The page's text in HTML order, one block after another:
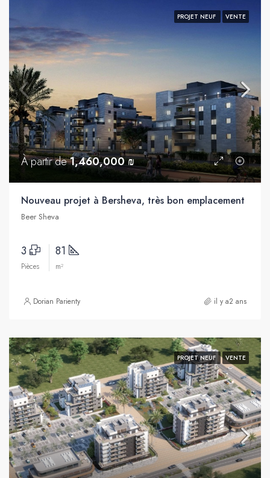
PROJET NEUF VENTE
À partir de1,460,000 ₪
Nouveau projet à Bersheva, très bon emplacement
Beer Sheva
3
Pièces
81
m²
Dorian Parienty il y a2 ans
PROJET NEUF VENTE